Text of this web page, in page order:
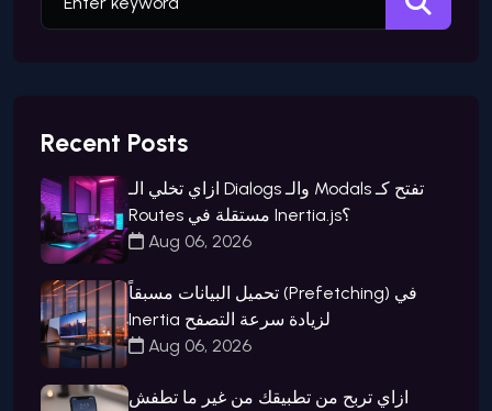
Recent Posts
ازاي تخلي الـ Dialogs والـ Modals تفتح كـ
Routes مستقلة في Inertia.js؟
Aug 06, 2026
تحميل البيانات مسبقاً (Prefetching) في
Inertia لزيادة سرعة التصفح
Aug 06, 2026
ازاي تربح من تطبيقك من غير ما تطفش